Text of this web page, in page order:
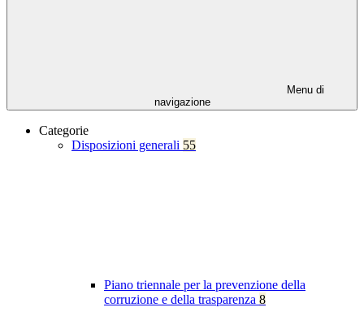
Menu di
navigazione
Categorie
Disposizioni generali 55
Piano triennale per la prevenzione della
corruzione e della trasparenza 8